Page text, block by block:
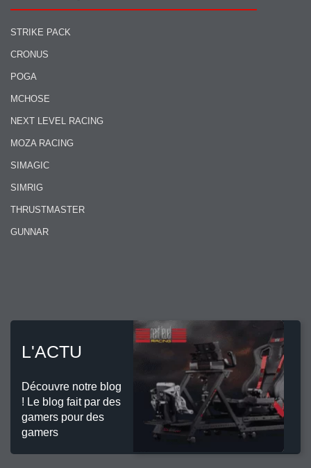
STRIKE PACK
CRONUS
POGA
MCHOSE
NEXT LEVEL RACING
MOZA RACING
SIMAGIC
SIMRIG
THRUSTMASTER
GUNNAR
L'ACTU
Découvre notre blog
! Le blog fait par des
gamers pour des
gamers